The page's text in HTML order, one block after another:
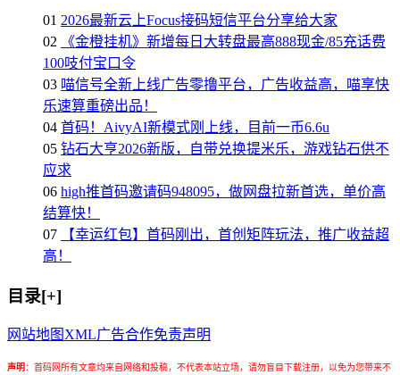
01 2026最新云上Focus接码短信平台分享给大家
02
《金橙挂机》新增每日大转盘最高888现金/85充话费
100吱付宝口令
03 喵信号全新上线广告零撸平台，广告收益高，喵享快
乐速算重磅出品！
04 首码！AivyAI新模式刚上线，目前一币6.6u
05 钻石大亨2026新版，自带兑换提米乐，游戏钻石供不
应求
06 high推首码邀请码948095，做网盘拉新首选，单价高
结算快！
07
【幸运红包】首码刚出，首创矩阵玩法，推广收益超
高！
目录[+]
网站地图 XML广告合作免责声明
声明： 首码网所有文章均来自网络和投稿，不代表本站立场，请勿盲目下载注册，以免为您带来不